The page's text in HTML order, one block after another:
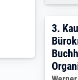
3.
3.